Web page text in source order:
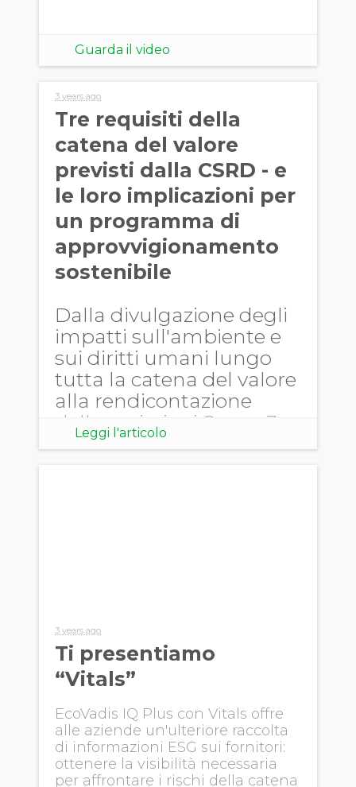
Guarda il video
3 years ago
Tre requisiti della
catena del valore
previsti dalla CSRD - e
le loro implicazioni per
un programma di
approvvigionamento
sostenibile
Dalla divulgazione degli
impatti sull'ambiente e
sui diritti umani lungo
tutta la catena del valore
alla rendicontazione
delle emissioni Scope 3,
la Corporate
Leggi l'articolo
3 years ago
Ti presentiamo
“Vitals”
EcoVadis IQ Plus con Vitals offre
alle aziende un'ulteriore raccolta
di informazioni ESG sui fornitori:
ottenere la visibilità necessaria
per affrontare i rischi della catena